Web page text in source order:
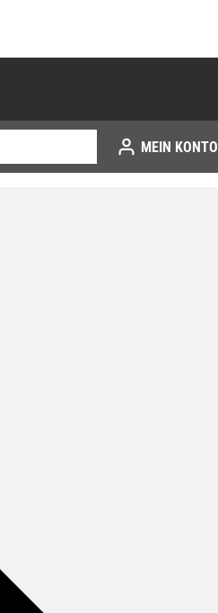
MEIN KONTO